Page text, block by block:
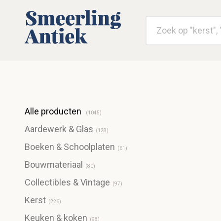
Alle producten (1045)
Aardewerk & Glas (128)
Boeken & Schoolplaten (61 )
Bouwmateriaal (80)
Collectibles & Vintage (97)
Kerst (226)
Keuken & koken (98)